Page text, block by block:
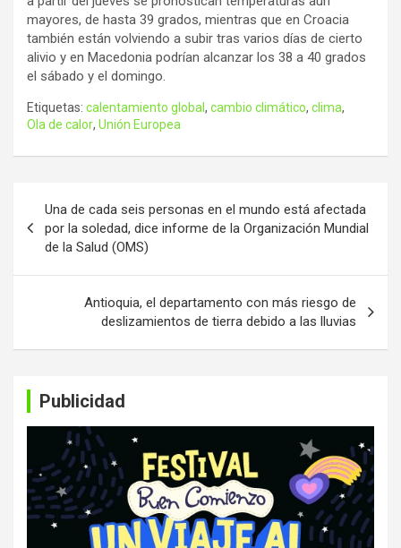
mayores, de hasta 39 grados, mientras que en Croacia
también están volviendo a subir tras varios días de cierto
alivio y en Macedonia podrían alcanzar los 38 a 40 grados
el sábado y el domingo.
Etiquetas: calentamiento global , cambio climático, clima,
Ola de calor, Unión Europea
de
entradas
Una de cada seis personas en el mundo está afectada
por la soledad, dice informe de la Organización Mundial
de la Salud (OMS)
Antioquia, el departamento con más riesgo de
deslizamientos de tierra debido a las lluvias
Publicidad